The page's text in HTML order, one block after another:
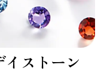
ストーン